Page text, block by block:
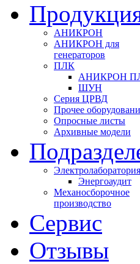
АНИКРОН
АНИКРОН для
генераторов
ПЛК
АНИКРОН
ШУН
Серия ЦРВД
Прочее
Опросные листы
Архивные модели
Электролаборатория
Энергоаудит
Механосборочное
производство
Сервис
Отзывы